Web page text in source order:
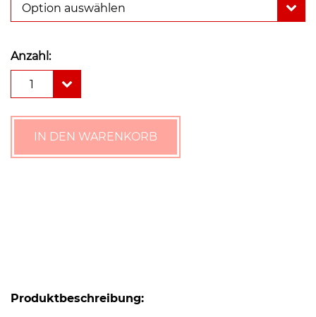
Option auswählen
Anzahl:
WLG
3)
1
IN DEN WARENKORB
Produktbeschreibung: